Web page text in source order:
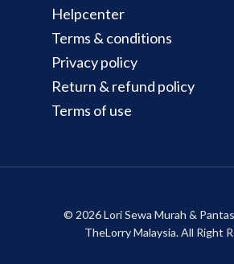
Helpcenter
Terms & conditions
Privacy policy
Return & refund policy
Terms of use
© 2026 Lori Sewa Murah &
TheLorry Malaysia. All Right